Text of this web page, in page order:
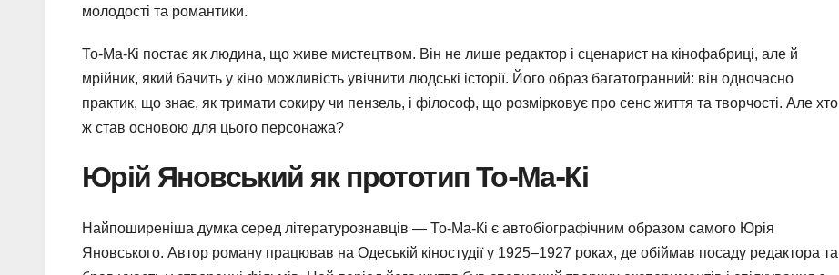
молодості та романтики.
То-Ма-Кі постає як людина, що живе мистецтвом. Він не лише редактор і сценарист на кінофабриці, але й
мрійник, який бачить у кіно можливість увічнити людські історії. Його образ багатогранний: він одночасно
практик, що знає, як тримати сокиру чи пензель, і філософ, що розмірковує про сенс життя та творчості. Але хто
ж став основою для цього персонажа?
Юрій Яновський як прототип То-Ма-Кі
Найпоширеніша думка серед літературознавців — То-Ма-Кі є автобіографічним образом самого Юрія
Яновського. Автор роману працював на Одеській кіностудії у 1925–1927 роках, де обіймав посаду редактора та